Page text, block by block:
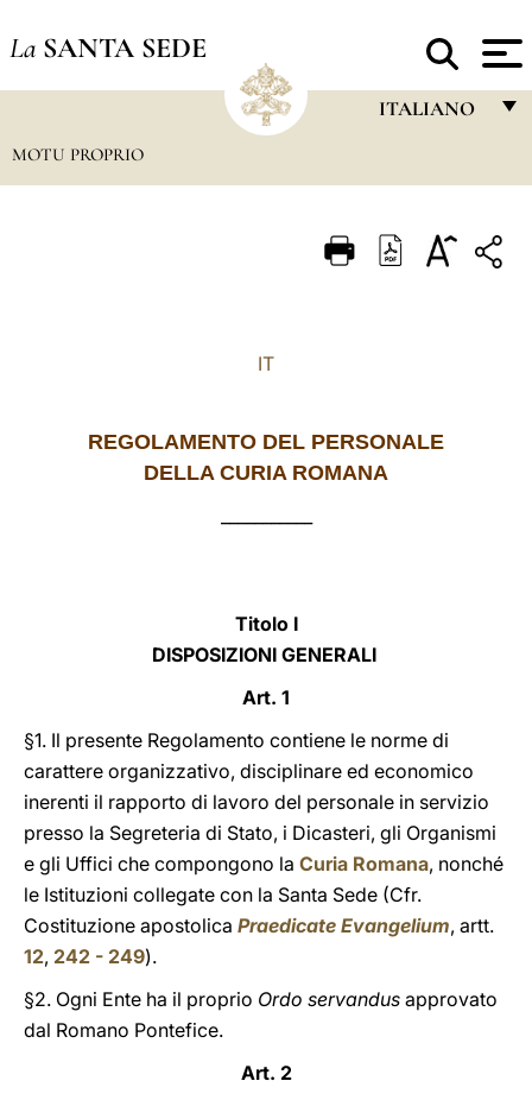
La SANTA SEDE
ITALIANO
ITALIANO
POLSKI
العربيّة
MOTU PROPRIO
IT
REGOLAMENTO DEL PERSONALE
DELLA CURIA ROMANA
Titolo I
DISPOSIZIONI GENERALI
Art. 1
§1. Il presente Regolamento contiene le norme di
carattere organizzativo, disciplinare ed economico
inerenti il rapporto di lavoro del personale in servizio
presso la Segreteria di Stato, i Dicasteri, gli Organismi
e gli Uffici che compongono la Curia Romana, nonché
le Istituzioni collegate con la Santa Sede (Cfr.
Costituzione apostolica Praedicate Evangelium, artt.
12, 242 - 249).
§2. Ogni Ente ha il proprio Ordo servandus approvato
dal Romano Pontefice.
Art. 2